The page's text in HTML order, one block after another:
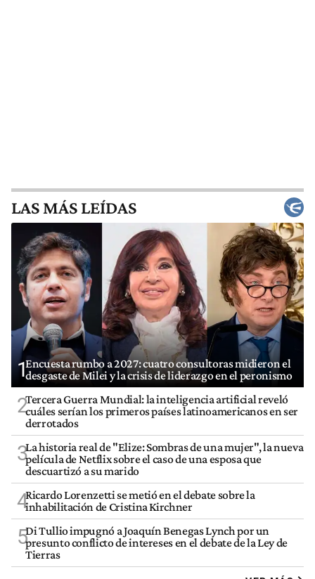
LAS MÁS LEÍDAS
1Encuesta rumbo a 2027: cuatro consultoras midieron el
desgaste de Milei y la crisis de liderazgo en el peronismo
2Tercera Guerra Mundial: la inteligencia artificial reveló
cuáles serían los primeros países latinoamericanos en ser
derrotados
3La historia real de "Elize: Sombras de una mujer", la nueva
película de Netflix sobre el caso de una esposa que
descuartizó a su marido
4Ricardo Lorenzetti se metió en el debate sobre la
inhabilitación de Cristina Kirchner
5Di Tullio impugnó a Joaquín Benegas Lynch por un
presunto conflicto de intereses en el debate de la Ley de
Tierras